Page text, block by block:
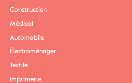
Construction
Médical
Automobile
Électroménager
Textile
Imprimerie